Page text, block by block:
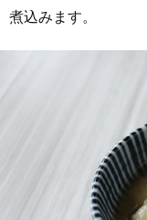
煮込みます。